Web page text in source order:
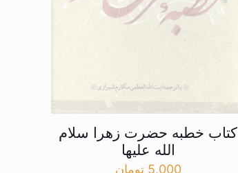
کتاب خطبه حضرت زهرا سلام
الله علیها
5,000 تومان